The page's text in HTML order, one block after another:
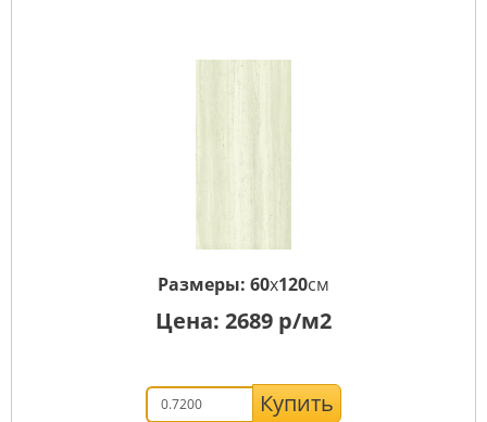
Размеры: 60x120см
Цена: 2689 р/м2
Купить